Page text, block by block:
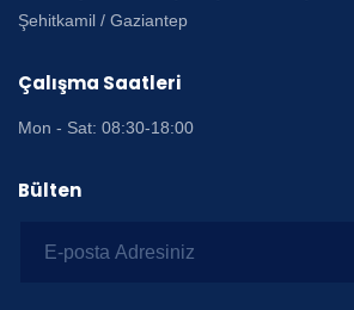
Şehitkamil / Gaziantep
Çalışma Saatleri
Mon - Sat: 08:30-18:00
Bülten